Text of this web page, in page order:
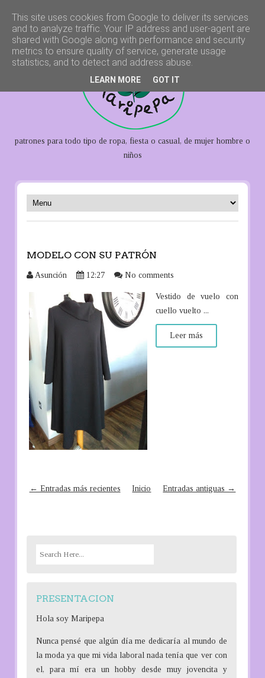
patrones para todo tipo de ropa, fiesta o casual, de mujer hombre o
niños
MODELO CON SU PATRÓN
Asunción 12:27 No comments
Vestido de vuelo con
cuello vuelto ...
Leer más
← Entradas más recientes Entradas antiguas →
Inicio
e
c
h
o
r
:
PRESENTACION
Hola soy Maripepa
Nunca pensé que algún día me dedicaría al mundo de
la moda ya que mi vida laboral nada tenía que ver con
el, para mí era un hobby desde muy jovencita y
This site uses cookies from Google to deliver its services
and to analyze traffic. Your IP address and user-agent are
shared with Google along with performance and security
metrics to ensure quality of service, generate usage
statistics, and to detect and address abuse.
LEARN MORE GOT IT